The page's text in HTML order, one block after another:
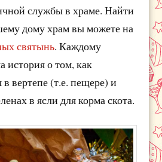
службы в храме. Найти
дому храм вы можете на
святынь. Каждому
история о том, как
вертепе (т.е. пещере) и
в ясли для корма скота.